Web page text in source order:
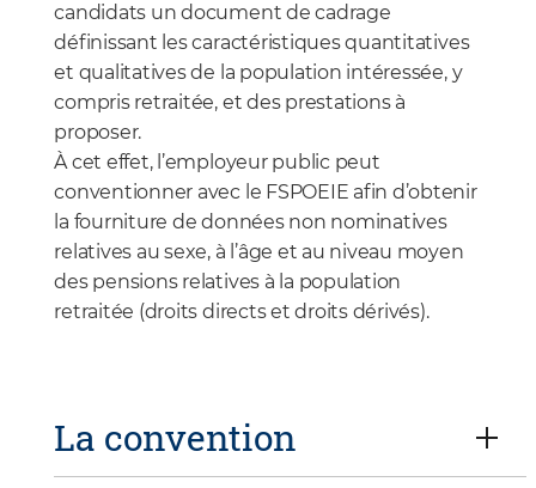
candidats un document de cadrage
définissant les caractéristiques quantitatives
et qualitatives de la population intéressée, y
compris retraitée, et des prestations à
proposer.
À cet effet, l’employeur public peut
conventionner avec le FSPOEIE afin d’obtenir
la fourniture de données non nominatives
relatives au sexe, à l’âge et au niveau moyen
des pensions relatives à la population
retraitée (droits directs et droits dérivés).
La convention